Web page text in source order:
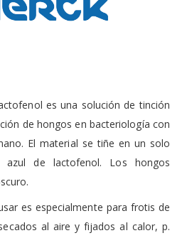
es una solución de tinción
de hongos en bacteriología con
El material se tiñe en un solo
de lactofenol. Los hongos
es especialmente para frotis de
al aire y fijados al calor, p.